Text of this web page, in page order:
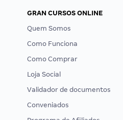
GRAN CURSOS ONLINE
Quem Somos
Como Funciona
Como Comprar
Loja Social
Validador de documentos
Conveniados